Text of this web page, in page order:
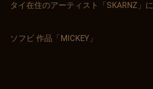
タイ在住のアーティスト「SKARNZ」
ソフビ 作品「MICKEY」